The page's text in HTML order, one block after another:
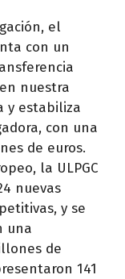
el
con un
nuestra
y estabiliza
con una
de euros.
la ULPGC
nuevas
y se
una
de
141